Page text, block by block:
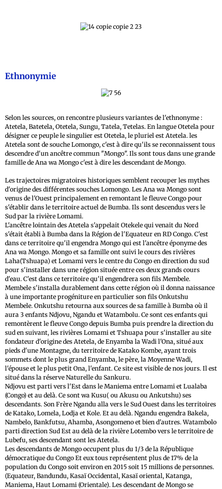
Ethnonymie
Selon les sources, on rencontre plusieurs variantes de l'ethnonyme :
Atetela, Batetela, Otetela, Sungu, Tatela, Tetelas. En langue Otetela pour
désigner ce peuple le singulier est Otetela, le pluriel est Atetela. les
Atetela sont de souche Lomongo, c'est à dire qu'ils se reconnaissent tous
descendre d'un ancêtre commun "Mongo". Ils sont tous dans une grande
famille de Ana wa Mongo c'est à dire les descendant de Mongo.
Les trajectoires migratoires historiques semblent recouper les mythes
d'origine des différentes souches Lomongo. Les Ana wa Mongo sont
venus de l'Ouest principalement en remontant le fleuve Congo pour
s'établir dans le territoire actuel de Bumba. Ils sont descendus vers le
Sud par la rivière Lomami.
L'ancêtre lointain des Atetela s'appelait Otekele qui venait du Nord
s'était établi à Bumba dans la Région de l'Equateur en RD Congo. C'est
dans ce territoire qu'il engendra Mongo qui est l'ancêtre éponyme des
Ana wa Mongo. Mongo et sa famille ont suivi le cours des rivières
Laha(Tshuapa) et Lomami vers le centre du Congo en direction du sud
pour s'installer dans une région située entre ces deux grands cours
d'eau. C'est dans ce territoire qu'il engendrera son fils Membele.
Membele s'installa durablement dans cette région où il donna naissance
à une importante progéniture en particulier son fils Onkutshu
Membele. Onkutshu retourna aux sources de sa famille à Bumba où il
aura 3 enfants Ndjovu, Ngandu et Watambolu. Ce sont ces enfants qui
remontèrent le fleuve Congo depuis Bumba puis prendre la direction du
sud en suivant, les rivières Lomami et Tshuapa pour s'installer au site
fondateur d'origine des Atetela, de Enyamba la Wadi l'Ona, situé aux
pieds d'une Montagne, du territoire de Katako Kombe, ayant trois
sommets dont le plus grand Enyamba, le père, la Moyenne Wadi,
l'épouse et le plus petit Ona, l'enfant. Ce site est visible de nos jours. Il est
situé dans la réserve Naturelle du Sankuru.
Ndjovu est parti vers l'Est dans le Maniema entre Lomami et Lualaba
(Congo) et au delà. Ce sont wa Kusu( ou Akusu ou Ankutshu) ses
descendants. Son Frère Ngandu alla vers le Sud Ouest dans les territoires
de Katako, Lomela, Lodja et Kole. Et au delà. Ngandu engendra Bakela,
Nambelo, Bankfutsu, Ahamba, Asongomeno et bien d'autres. Watambolo
parti direction Sud Est au delà de la rivière Lotembo vers le territoire de
Lubefu, ses descendant sont les Atetela.
Les descendants de Mongo occupent plus du 1/3 de la République
démocratique du Congo Et eux tous représentent plus de 17% de la
population du Congo soit environ en 2015 soit 15 millions de personnes.
(Equateur, Bandundu, Kasaï Occidental, Kasaï oriental, Katanga,
Maniema, Haut Lomami (Orientale). Les descendant de Mongo se